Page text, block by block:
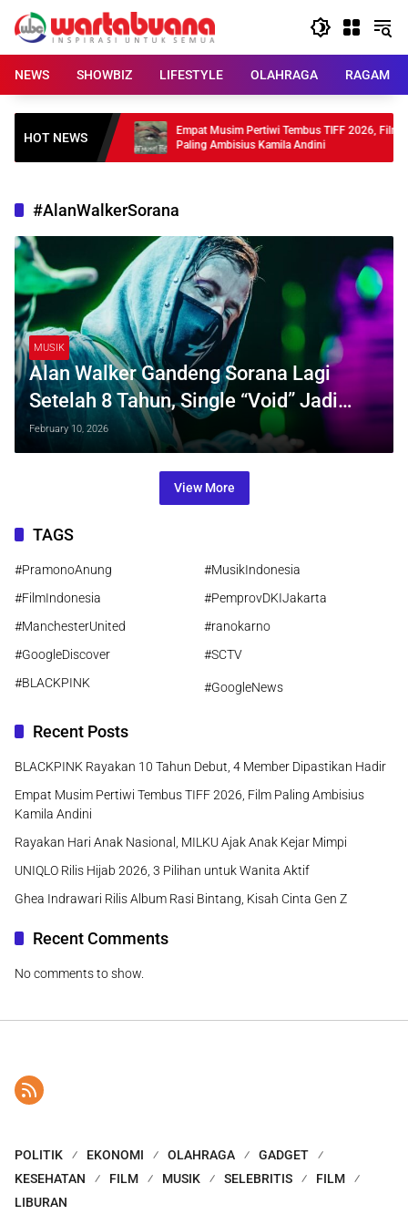
content
NEWS
SHOWBIZ LIFESTYLE OLAHRAGA RAGAM
HOT NEWS
Debut, 4
Empat Musim Pertiwi Tembus TIFF 2026, Film
Paling Ambisius Kamila Andini
#AlanWalkerSorana
MUSIK
Alan Walker Gandeng Sorana Lagi
Setelah 8 Tahun, Single “Void” Jadi
Pembuka Kisah Album Terbarunya
February 10, 2026
View More
TAGS
#PramonoAnung
#MusikIndonesia
#FilmIndonesia
#PemprovDKIJakarta
#ManchesterUnited
#ranokarno
#GoogleDiscover
#SCTV
#BLACKPINK
#GoogleNews
Recent Posts
BLACKPINK Rayakan 10 Tahun Debut, 4 Member Dipastikan Hadir
Empat Musim Pertiwi Tembus TIFF 2026, Film Paling Ambisius
Kamila Andini
Rayakan Hari Anak Nasional, MILKU Ajak Anak Kejar Mimpi
UNIQLO Rilis Hijab 2026, 3 Pilihan untuk Wanita Aktif
Ghea Indrawari Rilis Album Rasi Bintang, Kisah Cinta Gen Z
Recent Comments
No comments to show.
POLITIK EKONOMI OLAHRAGA
GADGET
KESEHATAN
FILM MUSIK SELEBRITIS
FILM
LIBURAN